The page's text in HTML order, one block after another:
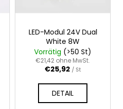
LED-Modul 24V Dual
White 8W
Vorrätig (>50 St)
€21,42 ohne MwSt.
€25,92 / St
DETAIL